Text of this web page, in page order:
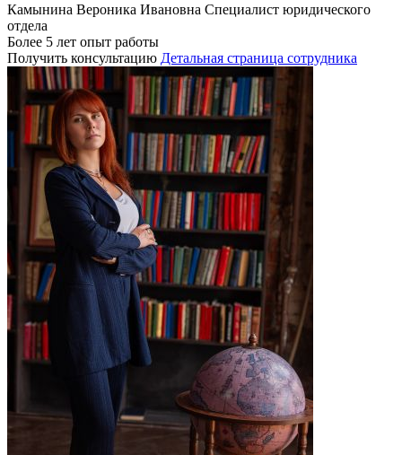
Камынина Вероника Ивановна Специалист юридического
отдела
Более 5 лет опыт работы
Получить консультацию Детальная страница сотрудника